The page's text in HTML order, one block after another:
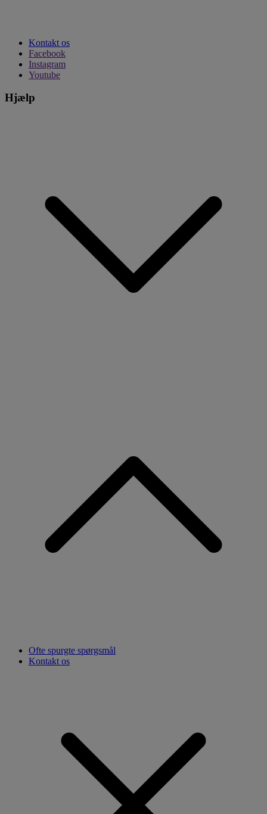
Kontakt os
Facebook
Instagram
Youtube
Hjælp
Ofte spurgte spørgsmål
Kontakt os